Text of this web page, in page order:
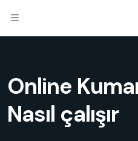
Online
Nasıl çalışır